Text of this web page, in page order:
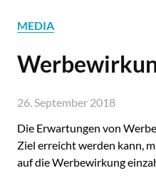
MEDIA
26. September 2018
Die Erwartungen von
Ziel erreicht werden kann,
auf die Werbewirkung